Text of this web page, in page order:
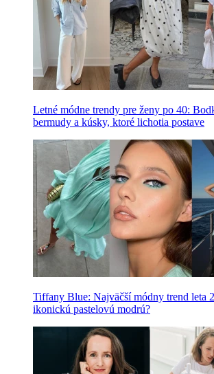
Letné módne trendy pre ženy po 40:
bermudy a kúsky, ktoré lichotia postave
Tiffany Blue: Najväčší módny trend leta
ikonickú pastelovú modrú?